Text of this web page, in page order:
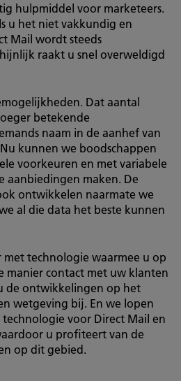
hulpmiddel voor marketeers.
u het niet vakkundig en
Mail wordt steeds
raakt u snel overweldigd
Dat aantal
betekende
naam in de aanhef van
kunnen we boodschappen
voorkeuren en met variabele
aanbiedingen maken. De
ontwikkelen naarmate we
al die data het beste kunnen
met technologie waarmee u op
manier contact met uw klanten
de ontwikkelingen op het
wetgeving bij. En we lopen
voor Direct Mail en
u profiteert van de
op dit gebied.